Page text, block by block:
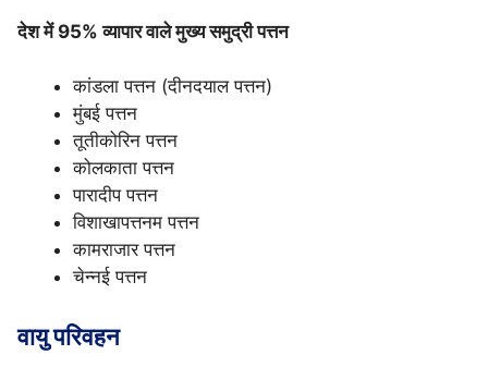
देश में 95% व्यापार वाले मुख्य समुद्री पत्तन
कांडला पत्तन (दीनदयाल पत्तन)
मुंबई पत्तन
तूतीकोरिन पत्तन
कोलकाता पत्तन
पारादीप पत्तन
विशाखापत्तनम पत्तन
कामराजार पत्तन
चेन्नई पत्तन
वायु परिवहन